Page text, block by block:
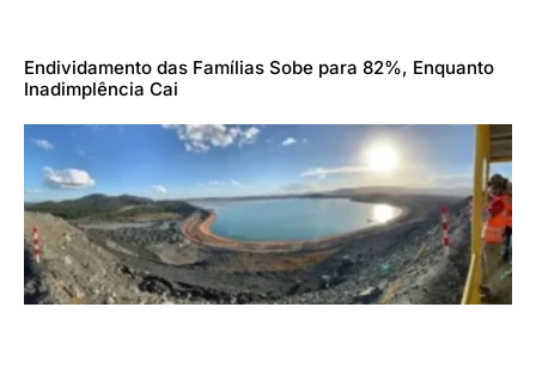
Endividamento das Famílias Sobe para 82%, Enquanto
Inadimplência Cai